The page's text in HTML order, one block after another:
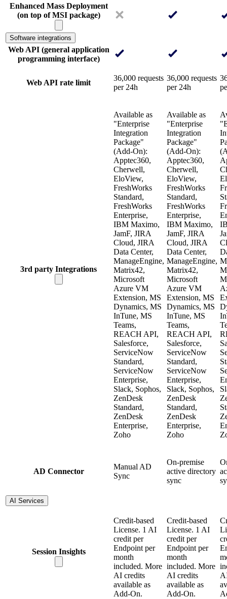
Enhanced Mass Deployment
(on top of MSI package)
Software integrations
Web API (general application
programming interface)
Web API rate limit
36,000 requests
per 24h
36,000 requests
per 24h
3rd party Integrations
Available as
"Enterprise
Integration
Package"
(Add-On):
Apptec360,
Cherwell,
EloView,
FreshWorks
Standard,
FreshWorks
Enterprise,
IBM Maximo,
JamF, JIRA
Cloud, JIRA
Data Center,
ManageEngine,
Matrix42,
Microsoft
Azure VM
Extension, MS
Dynamics, MS
InTune, MS
Teams,
REACH API,
Salesforce,
ServiceNow
Standard,
ServiceNow
Enterprise,
Slack, Sophos,
ZenDesk
Standard,
ZenDesk
Enterprise,
Zoho
Available as
"Enterprise
Integration
Package"
(Add-On):
Apptec360,
Cherwell,
EloView,
FreshWorks
Standard,
FreshWorks
Enterprise,
IBM Maximo,
JamF, JIRA
Cloud, JIRA
Data Center,
ManageEngine,
Matrix42,
Microsoft
Azure VM
Extension, MS
Dynamics, MS
InTune, MS
Teams,
REACH API,
Salesforce,
ServiceNow
Standard,
ServiceNow
Enterprise,
Slack, Sophos,
ZenDesk
Standard,
ZenDesk
Enterprise,
Zoho
AD Connector
Manual AD
Sync
On-premise
active directory
sync
AI Services
Session Insights
Credit-based
License. 1 AI
credit per
Endpoint per
month
included. More
AI credits
available as
Add-On.
Credit-based
License. 1 AI
credit per
Endpoint per
month
included. More
AI credits
available as
Add-On.